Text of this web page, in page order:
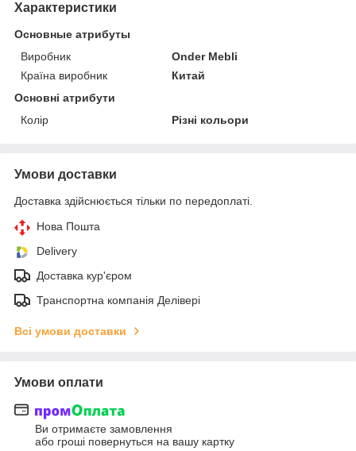
Характеристики
Основные атрибуты
Виробник
Onder Mebli
Країна виробник
Китай
Основні атрибути
Колір
Різні кольори
Умови доставки
Доставка здійснюється тільки по передоплаті.
Нова Пошта
Delivery
Доставка кур'єром
Транспортна компанія Делівері
Всі умови доставки
Умови оплати
Ви отримаєте замовлення
або гроші повернуться на вашу картку